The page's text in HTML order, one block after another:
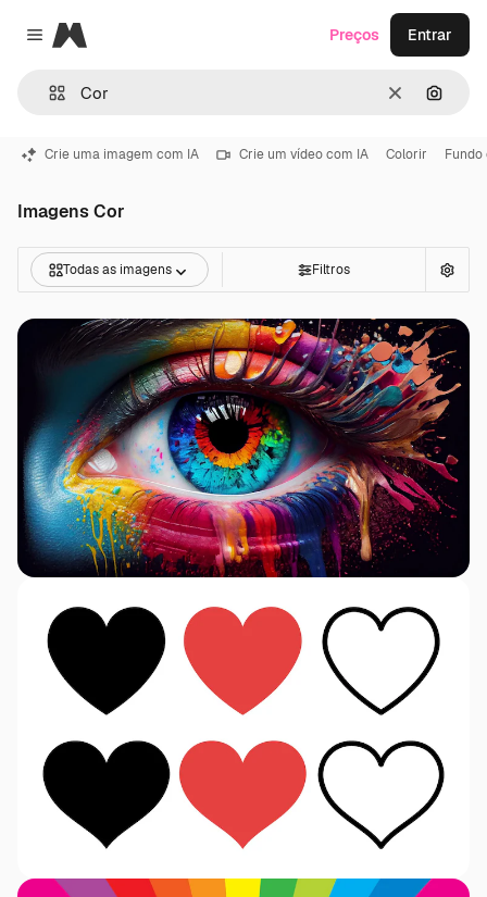
Close menu
Magnific
Limpar
Preços Entrar
Crie uma imagem com IA Crie um vídeo com IA Colorir
Imagens Cor
Todas as imagens Filtros